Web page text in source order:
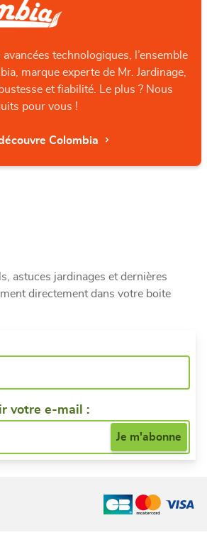
avancées technologiques, l’ensemble
marque experte de Mr. Jardinage,
et fiabilité. Le plus ? Nous
pour vous !
Colombia
astuces jardinages et dernières
directement dans votre boite
votre e-mail :